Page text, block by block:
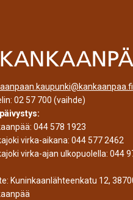
02 57 700 (vaihde)
044 578 1923
virka-aikana: 044 577 2462
virka-ajan ulkopuolella: 044
Kuninkaanlähteenkatu 12,